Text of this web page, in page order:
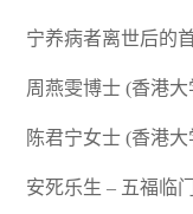
宁养病者离世后的
周燕雯博士 (香港
陈君宁女士 (香港
安死乐生 – 五福临